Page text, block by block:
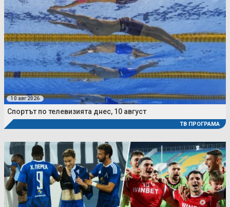
10 авг 2026
Спортът по телевизията днес, 10 август
ТВ ПРОГРАМА